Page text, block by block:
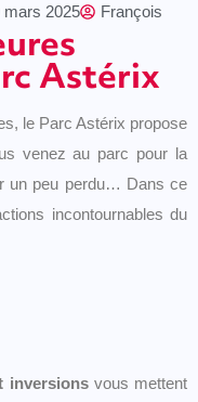
mars 2025 François
Astérix
le Parc Astérix propose
venez au parc pour la
un peu perdu… Dans ce
incontournables du
inversions vous mettent